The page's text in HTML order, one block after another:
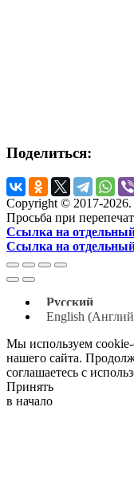
Поделиться:
Copyright © 2017-
Просьба при
Ссылка на
Ссылка на
Русский
English (
Мы используем
нашего сайта.
соглашаетесь с
Принять
в начало